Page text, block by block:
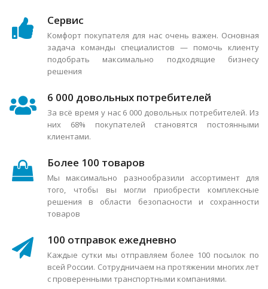
Сервис
Комфорт покупателя для нас очень важен. Основная
задача команды специалистов — помочь клиенту
подобрать максимально подходящие бизнесу
решения
6 000 довольных потребителей
За всё время у нас 6 000 довольных потребителей. Из
них 68% покупателей становятся постоянными
клиентами.
Более 100 товаров
Мы максимально разнообразили ассортимент для
того, чтобы вы могли приобрести комплексные
решения в области безопасности и сохранности
товаров
100 отправок ежедневно
Каждые сутки мы отправляем более 100 посылок по
всей России. Сотрудничаем на протяжении многих лет
с проверенными транспортными компаниями.